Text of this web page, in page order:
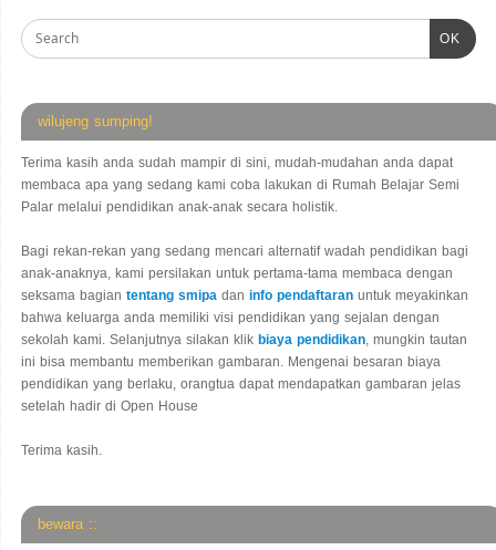
OK
wilujeng sumping!
Terima kasih anda sudah mampir di sini, mudah-mudahan anda dapat
membaca apa yang sedang kami coba lakukan di Rumah Belajar Semi
Palar melalui pendidikan anak-anak secara holistik.
Bagi rekan-rekan yang sedang mencari alternatif wadah pendidikan bagi
anak-anaknya, kami persilakan untuk pertama-tama membaca dengan
seksama bagian tentang smipa dan info pendaftaran untuk meyakinkan
bahwa keluarga anda memiliki visi pendidikan yang sejalan dengan
sekolah kami. Selanjutnya silakan klik biaya pendidikan, mungkin tautan
ini bisa membantu memberikan gambaran. Mengenai besaran biaya
pendidikan yang berlaku, orangtua dapat mendapatkan gambaran jelas
setelah hadir di Open House
Terima kasih.
bewara ::